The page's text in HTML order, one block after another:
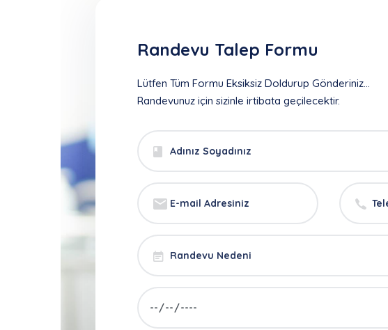
Randevu Talep Formu
Lütfen Tüm Formu Eksiksiz Doldurup Gönderiniz...
Randevunuz için sizinle irtibata geçilecektir.